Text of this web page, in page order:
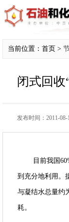
当前位置：首页 >
闭式回收
发布时间：2011-08-
目前我国
到充分地利用。
与凝结水总量约
耗。